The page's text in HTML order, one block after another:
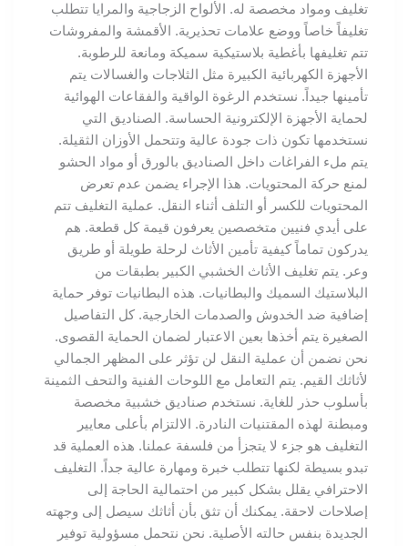
تغليف ومواد مخصصة له. الألواح الزجاجية والمرايا تتطلب
تغليفاً خاصاً ووضع علامات تحذيرية. الأقمشة والمفروشات
تتم تغليفها بأغطية بلاستيكية سميكة ومانعة للرطوبة.
الأجهزة الكهربائية الكبيرة مثل الثلاجات والغسالات يتم
تأمينها جيداً. نستخدم الرغوة الواقية والفقاعات الهوائية
لحماية الأجهزة الإلكترونية الحساسة. الصناديق التي
نستخدمها تكون ذات جودة عالية وتتحمل الأوزان الثقيلة.
يتم ملء الفراغات داخل الصناديق بالورق أو مواد الحشو
لمنع حركة المحتويات. هذا الإجراء يضمن عدم تعرض
المحتويات للكسر أو التلف أثناء النقل. عملية التغليف تتم
على أيدي فنيين متخصصين يعرفون قيمة كل قطعة. هم
يدركون تماماً كيفية تأمين الأثاث لرحلة طويلة أو طريق
وعر. يتم تغليف الأثاث الخشبي الكبير بطبقات من
البلاستيك السميك والبطانيات. هذه البطانيات توفر حماية
إضافية ضد الخدوش والصدمات الخارجية. كل التفاصيل
الصغيرة يتم أخذها بعين الاعتبار لضمان الحماية القصوى.
نحن نضمن أن عملية النقل لن تؤثر على المظهر الجمالي
لأثاثك القيم. يتم التعامل مع اللوحات الفنية والتحف الثمينة
بأسلوب حذر للغاية. نستخدم صناديق خشبية مخصصة
ومبطنة لهذه المقتنيات النادرة. الالتزام بأعلى معايير
التغليف هو جزء لا يتجزأ من فلسفة عملنا. هذه العملية قد
تبدو بسيطة لكنها تتطلب خبرة ومهارة عالية جداً. التغليف
الاحترافي يقلل بشكل كبير من احتمالية الحاجة إلى
إصلاحات لاحقة. يمكنك أن تثق بأن أثاثك سيصل إلى وجهته
الجديدة بنفس حالته الأصلية. نحن نتحمل مسؤولية توفير